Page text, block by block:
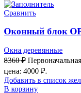
Сравнить
Оконный блок
Окна деревянные
8360₽
цена: 4000 ₽.
Добавить в список
В корзину